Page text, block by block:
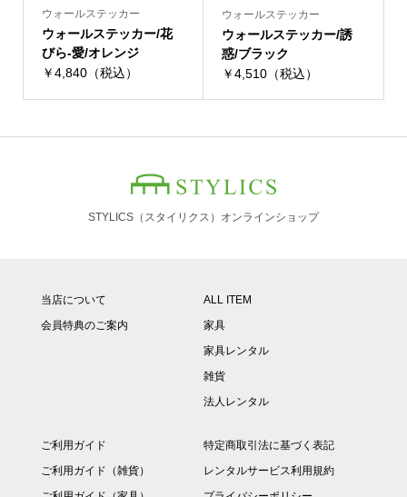
ウォールステッカー
ウォールステッカー/花
びら-愛/オレンジ
￥4,840（税込）
ウォールステッカー
ウォールステッカー/誘
惑/ブラック
￥4,510（税込）
STYLICS（スタイリクス）オンラインショップ
当店について
会員特典のご案内
ALL ITEM
家具
家具レンタル
雑貨
法人レンタル
ご利用ガイド
ご利用ガイド（雑貨）
特定商取引法に基づく表記
レンタルサービス利用規約